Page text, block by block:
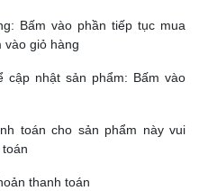
Bấm vào phần tiếp tục mua
vào giỏ hàng
cập nhật sản phẩm: Bấm vào
toán cho sản phẩm này vui
thanh toán